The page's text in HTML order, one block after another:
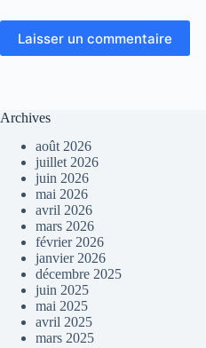
Laisser un commentaire
Archives
août 2026
juillet 2026
juin 2026
mai 2026
avril 2026
mars 2026
février 2026
janvier 2026
décembre 2025
juin 2025
mai 2025
avril 2025
mars 2025